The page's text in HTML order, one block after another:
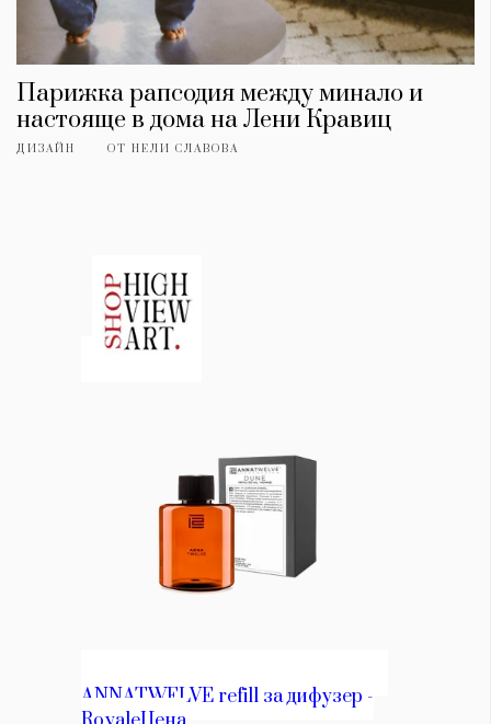
Парижка рапсодия между минало и
настояще в дома на Лени Кравиц
ДИЗАЙН ОТ НЕЛИ СЛАВОВА